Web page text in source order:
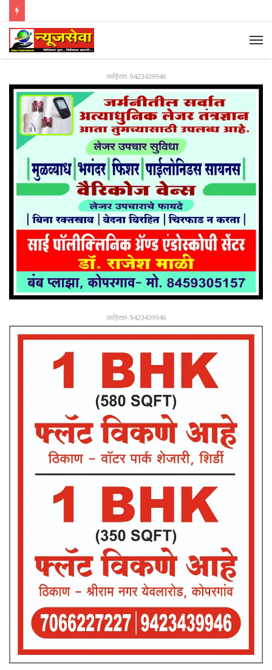
जाहिरात-9423439946
जाहिरात-9423439946